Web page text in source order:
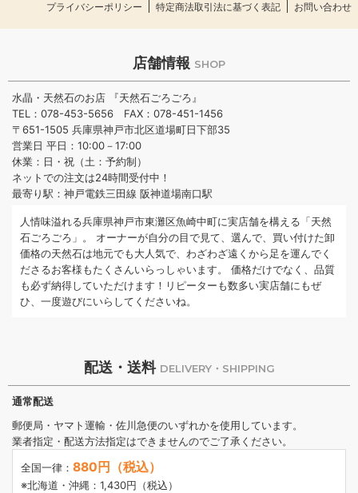
プライバシーポリシー 特定商法取引法に基づく表記 お問い合わせ
店舗情報 SHOP
水晶・天然石のお店 『天然石ごろごろ』
TEL：078-453-5656 FAX：078-451-1456
〒651-1505 兵庫県神戸市北区道場町日下部35
営業日 平日：10:00－17:00
休業：日・祝（土：予約制）
ネットでの注文は24時間受付中！
最寄り駅：神戸電鉄三田線 阪神道場南口駅
人情味溢れる兵庫県神戸市東灘区魚崎中町に実店舗を構える「天然
石ごろごろ」。 オーナーが自分の目で見て、選んで、買い付けた卸
価格の天然石は地元でも大人気で、わざわざ遠くから足を運んでく
ださるお客様もたくさんいらっしゃいます。 価格だけでなく、品質
も必ず納得していただけます！リピーターも数多い実店舗にもぜ
ひ、一度遊びにいらしてくださいね。
配送・送料 DELIVERY・SHIPPING
通常配送
郵便局・ヤマト運輸・佐川急便のいずれかを使用しています。
業者指定・配送方法指定はできませんのでご了承ください。
全国一律： 880円（税込）
※北海道・沖縄：1,430円（税込）